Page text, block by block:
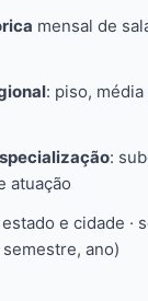
mensal de
: piso,
:
atuação
e cidade ·
ano)